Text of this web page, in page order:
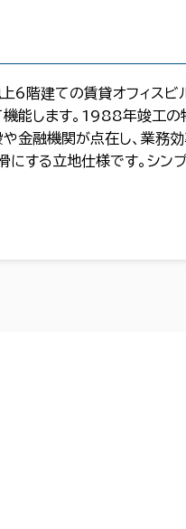
6階建ての賃貸オフィス
機能します。1988年竣工
金融機関が点在し、業
する立地仕様です。シン